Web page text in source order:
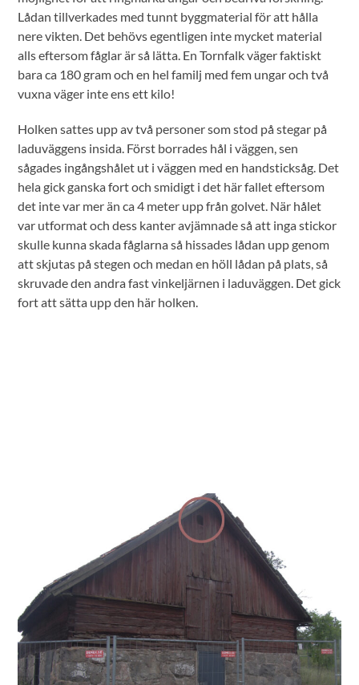
Lådan tillverkades med tunnt byggmaterial för att hålla
nere vikten. Det behövs egentligen inte mycket material
alls eftersom fåglar är så lätta. En Tornfalk väger faktiskt
bara ca 180 gram och en hel familj med fem ungar och två
vuxna väger inte ens ett kilo!
Holken sattes upp av två personer som stod på stegar på
laduväggens insida. Först borrades hål i väggen, sen
sågades ingångshålet ut i väggen med en handsticksåg. Det
hela gick ganska fort och smidigt i det här fallet eftersom
det inte var mer än ca 4 meter upp från golvet. När hålet
var utformat och dess kanter avjämnade så att inga stickor
skulle kunna skada fåglarna så hissades lådan upp genom
att skjutas på stegen och medan en höll lådan på plats, så
skruvade den andra fast vinkeljärnen i laduväggen. Det gick
fort att sätta upp den här holken.